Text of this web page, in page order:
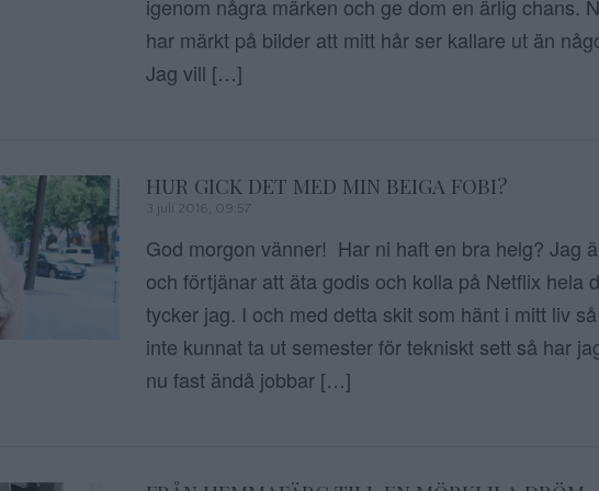
igenom några märken och ge dom en ärlig chans.
har märkt på bilder att mitt hår ser kallare ut än
Jag vill […]
HUR GICK DET MED MIN BEIGA FOBI?
3 juli 2016, 09:57
God morgon vänner! Har ni haft en bra helg? Jag
och förtjänar att äta godis och kolla på Netflix hela
tycker jag. I och med detta skit som hänt i mitt liv
inte kunnat ta ut semester för tekniskt sett så har
nu fast ändå jobbar […]